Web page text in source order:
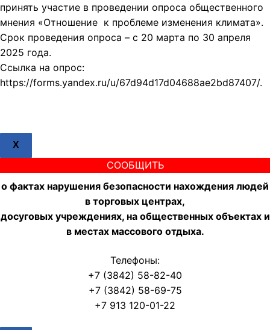
принять участие в проведении опроса общественного
мнения «Отношение к проблеме изменения климата».
Срок проведения опроса – с 20 марта по 30 апреля
2025 года.
Ссылка на опрос:
https://forms.yandex.ru/u/67d94d17d04688ae2bd87407/.
X
СООБЩИТЬ
о фактах нарушения безопасности нахождения людей
в торговых центрах,
досуговых учреждениях, на общественных объектах и
в местах массового отдыха.
Телефоны:
+7 (3842) 58-82-40
+7 (3842) 58-69-75
+7 913 120-01-22